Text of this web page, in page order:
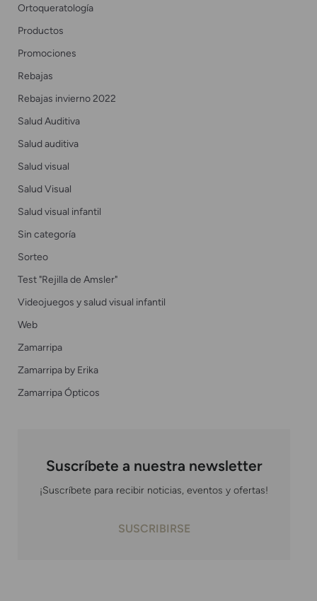
Ortoqueratología
Productos
Promociones
Rebajas
Rebajas invierno 2022
Salud Auditiva
Salud auditiva
Salud visual
Salud Visual
Salud visual infantil
Sin categoría
Sorteo
Test "Rejilla de Amsler"
Videojuegos y salud visual infantil
Web
Zamarripa
Zamarripa by Erika
Zamarripa Ópticos
Suscríbete a nuestra newsletter
¡Suscríbete para recibir noticias, eventos y ofertas!
SUSCRIBIRSE